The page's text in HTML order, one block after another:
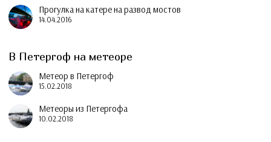
Прогулка на катере на развод мостов
14.04.2016
В Петергоф на метеоре
Метеор в Петергоф
15.02.2018
Метеоры из Петергофа
10.02.2018